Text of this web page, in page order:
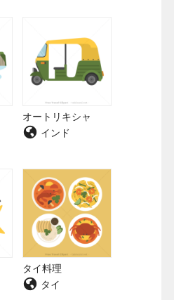
オートリキシャ
インド
タイ料理
タイ